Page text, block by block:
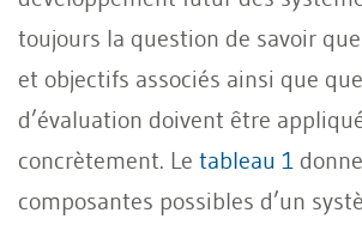
toujours la question de savoir
et objectifs associés ainsi que
d’évaluation doivent être
concrètement. Le tableau 1
composantes possibles d’un